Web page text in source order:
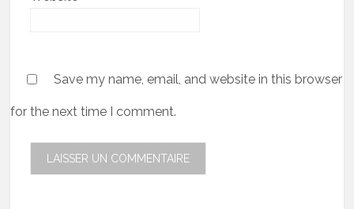
Save my name, email, and website in this browser
for the next time I comment.